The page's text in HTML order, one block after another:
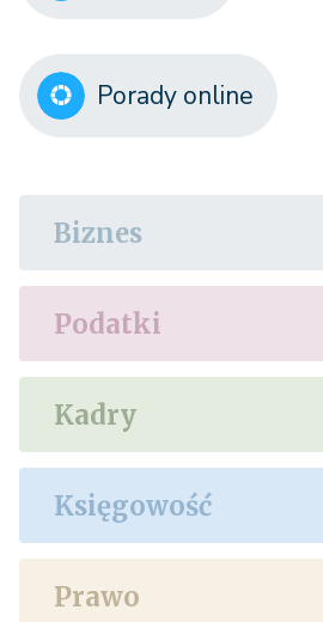
Porady online
Biznes
Podatki
Kadry
Księgowość
Prawo